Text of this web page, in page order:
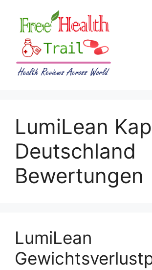
content
LumiLean
Deutschland
Bewertungen
LumiLean